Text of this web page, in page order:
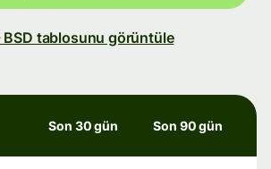
BSD tablosunu görüntüle
Son 30 gün Son 90 gün